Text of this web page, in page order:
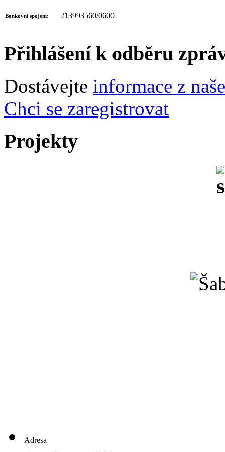
Bankovní spojení: 213993560/0600
Přihlášení k odběru
Dostávejte informace z
Chci se zaregistrovat
Projekty
Adresa